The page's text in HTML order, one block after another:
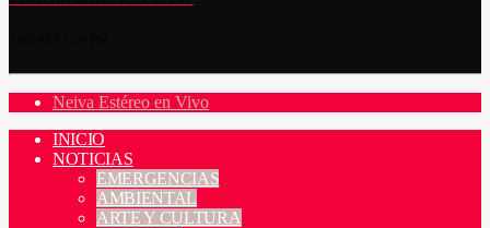
Neiva Estéreo en Vivo
INICIO
NOTICIAS
EMERGENCIAS
AMBIENTAL
ARTE Y CULTURA